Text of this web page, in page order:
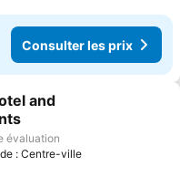
Consulter les prix
à mes favoris
and
évaluation
: Centre-ville